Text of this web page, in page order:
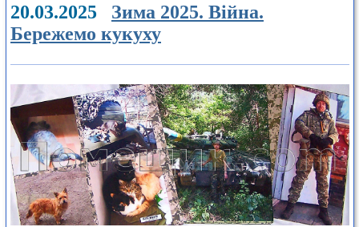
20.03.2025 Зима 2025. Війна.
Бережемо кукуху